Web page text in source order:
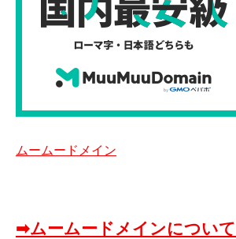
ムームードメイン
➡ムームードメインについ